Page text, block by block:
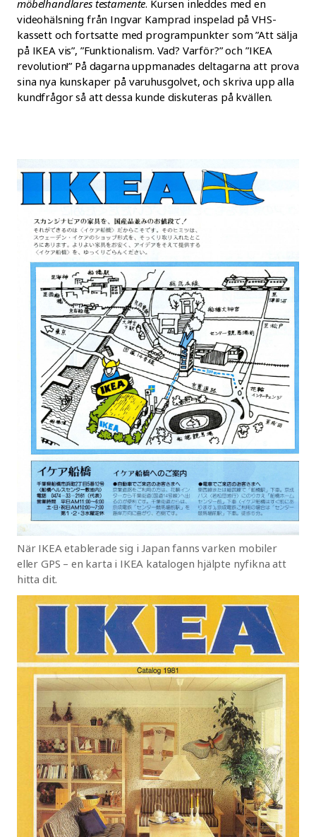
möbelhandlares testamente. Kursen inleddes med en
videohälsning från Ingvar Kamprad inspelad på VHS-
kassett och fortsatte med programpunkter som ”Att sälja
på IKEA vis”, ”Funktionalism. Vad? Varför?” och ”IKEA
revolution!” På dagarna uppmanades deltagarna att prova
sina nya kunskaper på varuhusgolvet, och skriva upp alla
kundfrågor så att dessa kunde diskuteras på kvällen.
När IKEA etablerade sig i Japan fanns varken mobiler
eller GPS – en karta i IKEA katalogen hjälpte nyfikna att
hitta dit.